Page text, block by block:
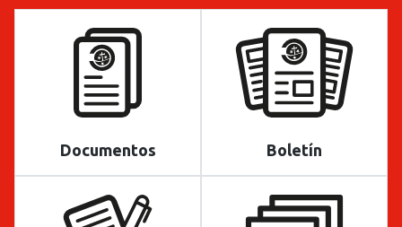
Documentos Boletín